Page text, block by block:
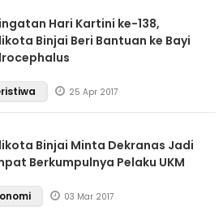
Hari Kartini ke-138,
Binjai Beri Bantuan ke Bayi
25 Apr 2017
Binjai Minta Dekranas Jadi
Berkumpulnya Pelaku UKM
03 Mar 2017